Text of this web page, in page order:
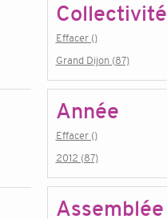
Collectivité
Effacer ()
Grand Dijon (87)
Année
Effacer ()
2012 (87)
Assemblée